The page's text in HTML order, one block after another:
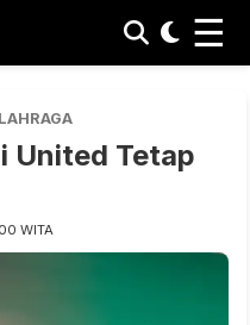
☰
United Tetap
WITA